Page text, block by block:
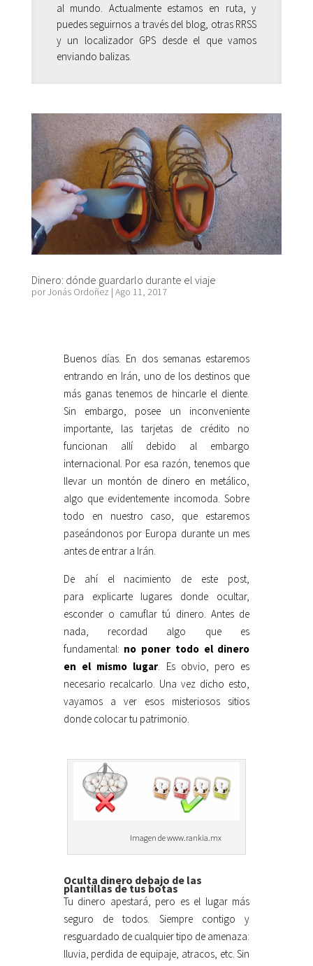
al mundo. Actualmente estamos en ruta, y
puedes seguirnos a través del blog, otras RRSS
y un localizador GPS desde el que vamos
enviando balizas.
Dinero: dónde guardarlo durante el viaje
porJonás Ordoñez | Ago 11, 2017
Buenos días. En dos semanas estaremos
entrando en Irán, uno de los destinos que
más ganas tenemos de hincarle el diente.
Sin embargo, posee un inconveniente
importante, las tarjetas de crédito no
funcionan allí debido al embargo
internacional. Por esa razón, tenemos que
llevar un montón de dinero en metálico,
algo que evidentemente incomoda. Sobre
todo en nuestro caso, que estaremos
paseándonos por Europa durante un mes
antes de entrar a Irán.
De ahí el nacimiento de este post,
para explicarte lugares donde ocultar,
esconder o camuflar tú dinero. Antes de
nada, recordad algo que es
fundamental: no poner todo el dinero
en el mismo lugar . Es obvio, pero es
necesario recalcarlo. Una vez dicho esto,
vayamos a ver esos misteriosos sitios
donde colocar tu patrimonio.
Imagen de www.rankia.mx
Oculta dinero debajo de las
plantillas de tus botas
Tu dinero apestará, pero es el lugar más
seguro de todos. Siempre contigo y
resguardado de cualquier tipo de amenaza:
lluvia, perdida de equipaje, atracos, etc. Sin